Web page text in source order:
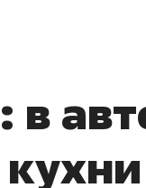
в
бизнес может
минимум